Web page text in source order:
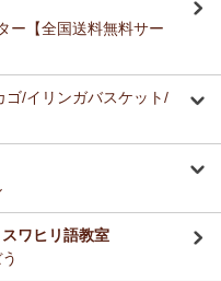
ラスとんぼ玉付き 新入
イズの作品 新入荷！作家
す
イズの作品 新入荷！作家
イズの作品 新入荷！作家
使います。
、味とコストのバランスが
布マスク～やさしいゴ
ペアで使ってます！大のお
ー【全国送料無料サー
/イリンガバスケット/
ワヒリ語教室